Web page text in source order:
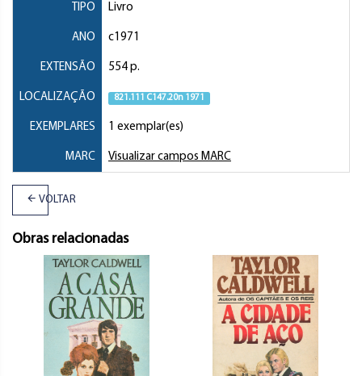
TIPO Livro
ANO c1971
EXTENSÃO 554 p.
LOCALIZAÇÃO 821.111 C147.20n 1971
EXEMPLARES 1 exemplar(es)
MARC Visualizar campos MARC
VOLTAR
Obras relacionadas